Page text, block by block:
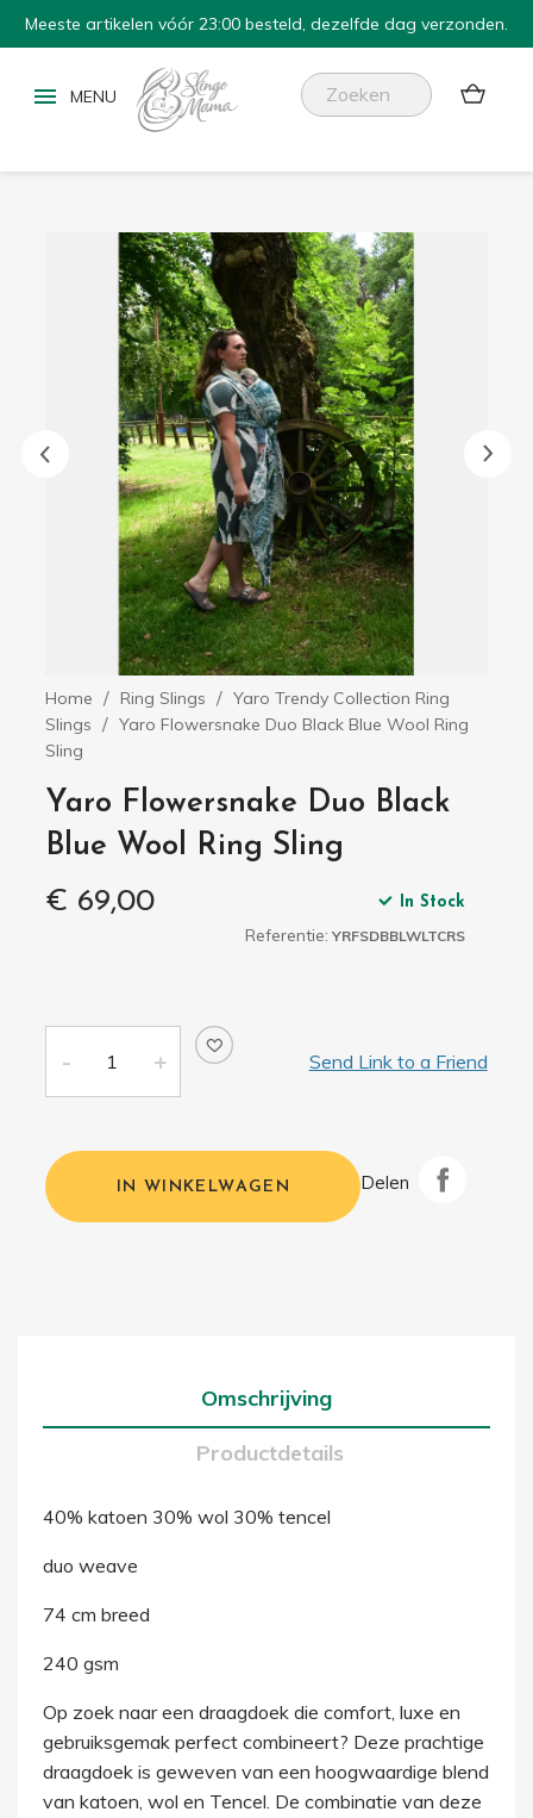
Meeste artikelen vóór 23:00 besteld, dezelfde dag verzonden.

Home Ring Slings
Yaro Trendy Collection Ring
Slings
Yaro Flowersnake Duo Black Blue Wool Ring
Sling
Yaro Flowersnake Duo Black
Blue Wool Ring Sling
€ 69,00
In Stock
Referentie: YRFSDBBLWLTCRS
Send Link to a Friend
IN WINKELWAGEN Delen
Omschrijving
Productdetails
40% katoen 30% wol 30% tencel
duo weave
74 cm breed
240 gsm
Op zoek naar een draagdoek die comfort, luxe en
gebruiksgemak perfect combineert? Deze prachtige
draagdoek is geweven van een hoogwaardige blend
van katoen, wol en Tencel. De combinatie van deze